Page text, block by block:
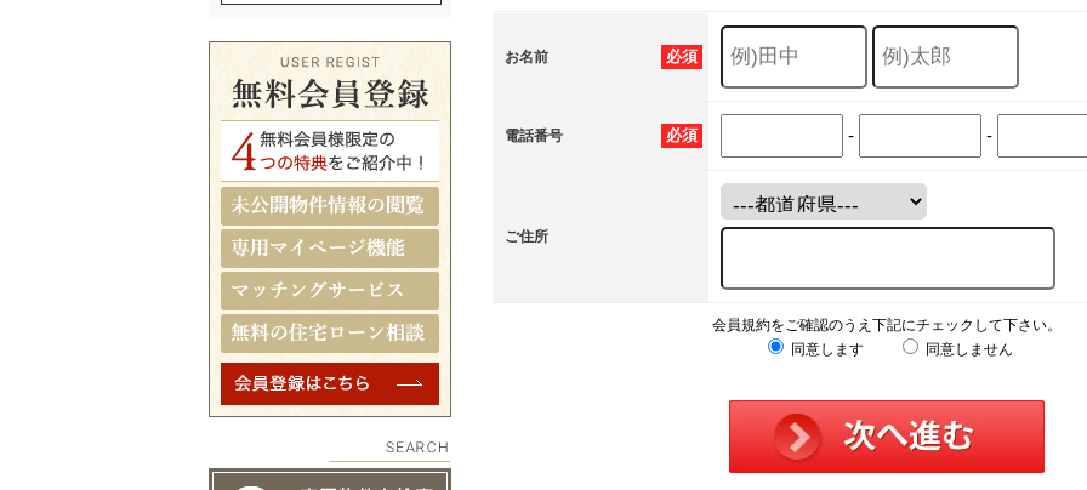
必須
お名前
必須
電話番号 - -
ご住所
会員規約をご確認のうえ下記にチェックして下さい。
同意します
同意しません